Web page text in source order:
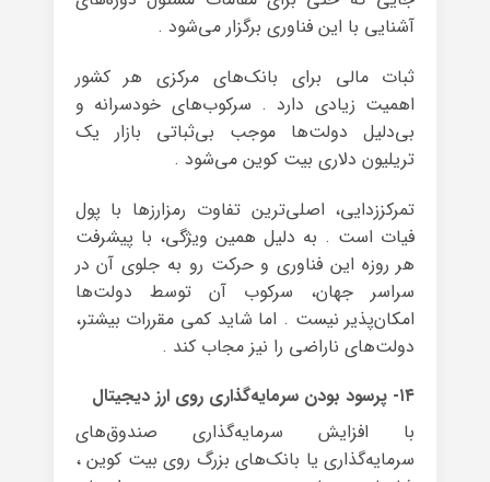
آشنایی با این فناوری برگزار می‌شود .
ثبات مالی برای بانک‌های مرکزی هر کشور
اهمیت زیادی دارد . سرکوب‌های خودسرانه و
بی‌دلیل دولت‌ها موجب بی‌ثباتی بازار یک
تریلیون دلاری بیت کوین می‌شود .
تمرکززدایی، اصلی‌ترین تفاوت رمزارزها با پول
فیات است . به دلیل همین ویژگی، با پیشرفت
هر روزه‌ این فناوری و حرکت رو به جلوی آن در
سراسر جهان، سرکوب آن توسط دولت‌ها
امکان‌‌پذیر نیست . اما شاید کمی مقررات بیشتر،
دولت‌های ناراضی را نیز مجاب کند .
۱۴- پرسود بودن سرمایه‌گذاری روی ارز دیجیتال
با افزایش سرمایه‌گذاری صندوق‌های
سرمایه‌گذاری یا بانک‌های بزرگ روی بیت کوین ،